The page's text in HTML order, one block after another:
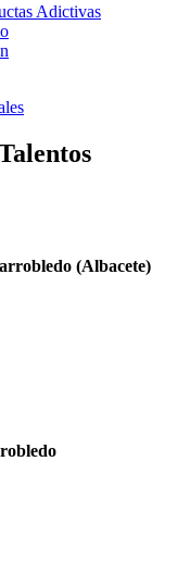
Adictivas
(Albacete)